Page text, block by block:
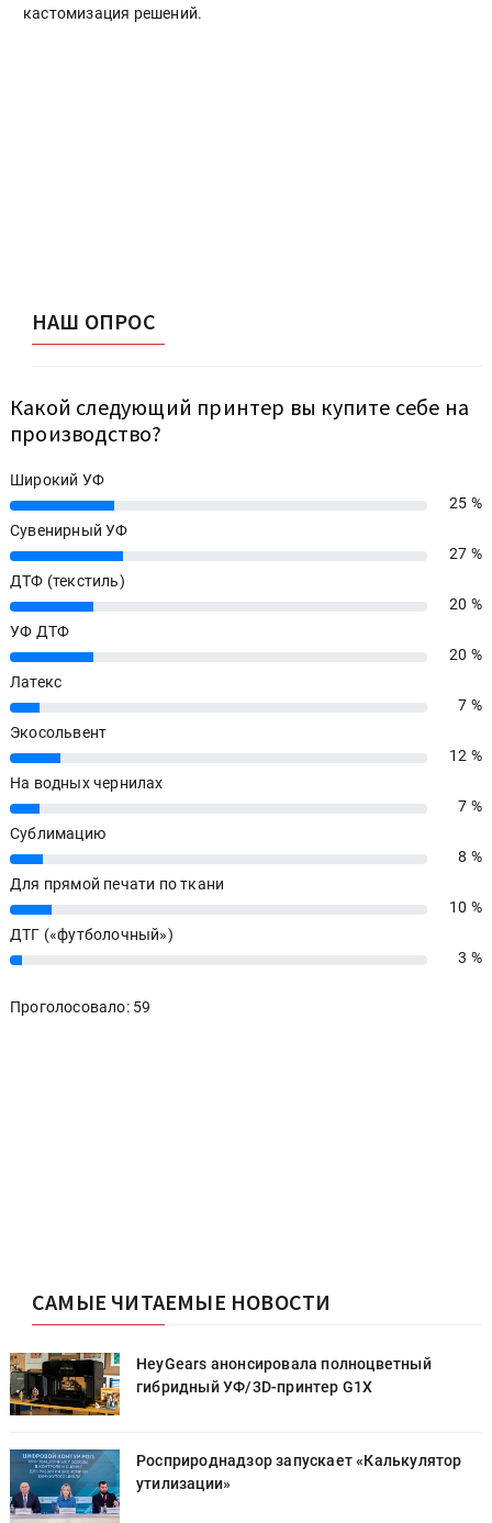
кастомизация решений.
НАШ ОПРОС
Какой следующий принтер вы купите себе на
производство?
Широкий УФ
25%
25 %
Сувенирный УФ
27%
27 %
ДТФ (текстиль)
20%
20 %
УФ ДТФ
20%
20 %
Латекс
7%
7 %
Экосольвент
12%
12 %
На водных чернилах
7%
7 %
Сублимацию
8%
8 %
Для прямой печати по ткани
10%
10 %
ДТГ («футболочный»)
3% 3 %
Проголосовало: 59
САМЫЕ ЧИТАЕМЫЕ НОВОСТИ
HeyGears анонсировала полноцветный
гибридный УФ/3D-принтер G1X
Росприроднадзор запускает «Калькулятор
утилизации»